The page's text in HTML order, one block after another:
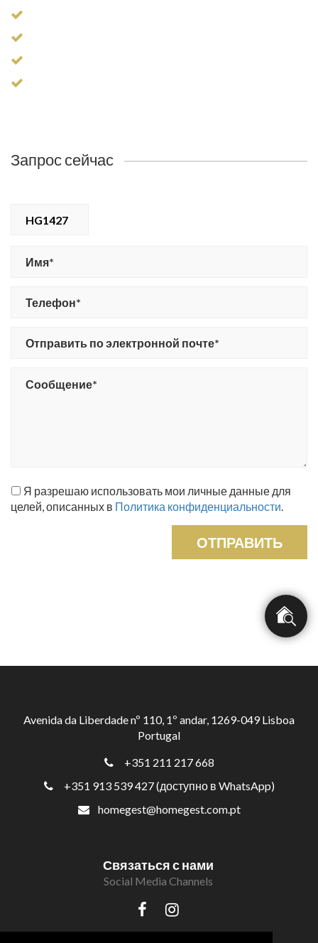
Запрос сейчас
HG1427
Я разрешаю использовать мои личные данные для
целей, описанных в Политика конфиденциальности
ОТПРАВИТЬ
Avenida da Liberdade nº 110, 1º andar, 1269-049 Lisboa
Portugal
+351 211 217 668
+351 913 539 427 (доступно в WhatsApp)
homegest@homegest.com.pt
Связаться с нами
Social Media Channels